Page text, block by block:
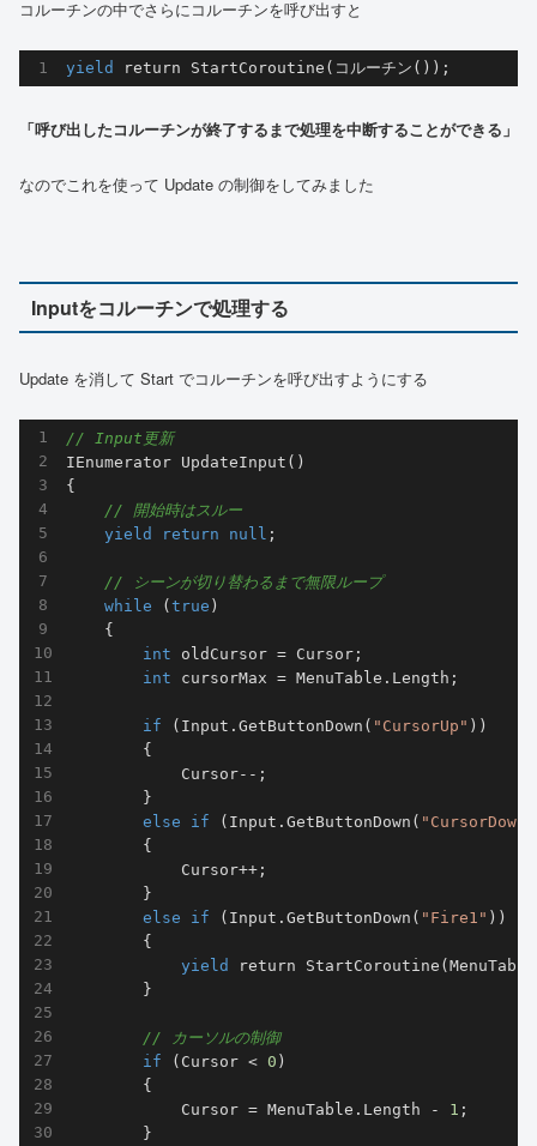
コルーチンの中でさらにコルーチンを呼び出すと
yield return StartCoroutine ( コルーチン( )) ;
「呼び出したコルーチンが終了するまで処理を中断することができる」
なのでこれを使って Update の制御をしてみました
Inputをコルーチンで処理する
Update を消して Start でコルーチンを呼び出すようにする
// Input更新
IEnumerator UpdateInput ( )
{
// 開始時はスルー
yield
return null ;
// シーンが切り替わるまで無限ループ
while (true )
    {
int oldCursor = Cursor;
int cursorMax = MenuTable.Length;
if (Input.GetButtonDown( "CursorUp" ))
        {
            Cursor--;
        }
else
if (Input.GetButtonDown( "CursorDown"
        {
            Cursor++;
        }
else
if (Input.GetButtonDown( "Fire1" ))
        {
yield
return StartCoroutine (
        }
// カーソルの制御
if (Cursor < 0 )
        {
            Cursor = MenuTable.Length -
1 ;
        }